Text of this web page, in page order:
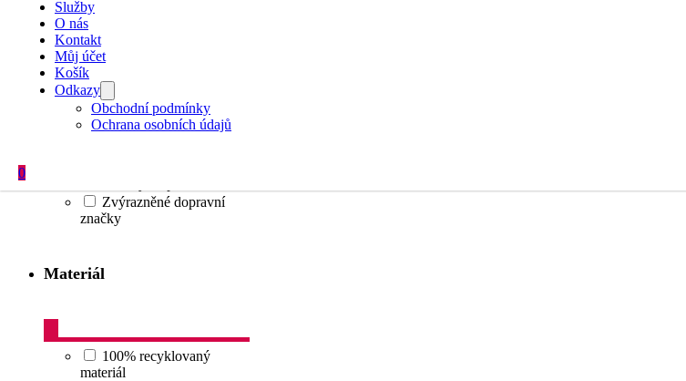
Služby
O nás
Kontakt
Můj účet
Košík
Odkazy
Obchodní podmínky
Ochrana osobních údajů
0
zónové
Příkazové značky
zařízení
Sloupek
Upravující přednost
Zvýrazněné dopravní
značky
Materiál
100% recyklovaný
materiál